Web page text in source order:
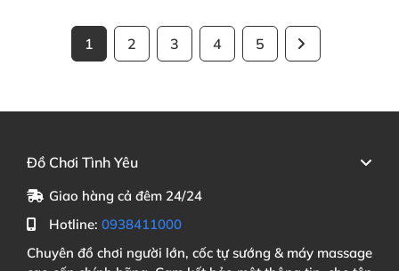
1 2 3 4 5
Đồ Chơi Tình Yêu
Giao hàng cả đêm 24/24
Hotline: 0938411000
Chuyên đồ chơi người lớn, cốc tự sướng & máy massage